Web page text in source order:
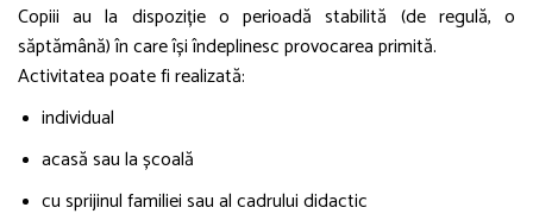
Copiii au la dispoziție o perioadă stabilită (de regulă, o
săptămână) în care își îndeplinesc provocarea primită.
Activitatea poate fi realizată:
individual
acasă sau la școală
cu sprijinul familiei sau al cadrului didactic